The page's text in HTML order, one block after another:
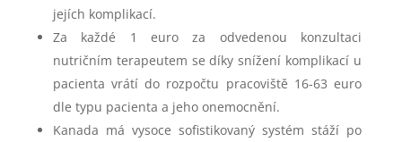
jejích komplikací.
Za každé 1 euro za odvedenou konzultaci
nutričním terapeutem se díky snížení komplikací u
pacienta vrátí do rozpočtu pracoviště 16-63 euro
dle typu pacienta a jeho onemocnění.
Kanada má vysoce sofistikovaný systém stáží po